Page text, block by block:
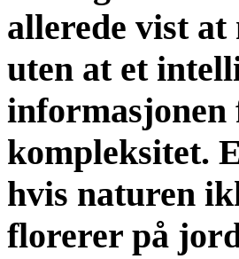
allerede vist
uten at et
informasjonen
kompleksitet.
hvis naturen
florerer på